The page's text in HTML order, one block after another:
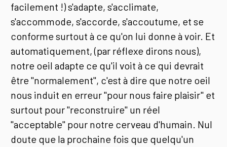
facilement !) s'adapte, s'acclimate,
s'accommode, s'accorde, s'accoutume, et se
conforme surtout à ce qu'on lui donne à voir. Et
automatiquement, (par réflexe dirons nous),
notre oeil adapte ce qu'il voit à ce qui devrait
être "normalement", c'est à dire que notre oeil
nous induit en erreur "pour nous faire plaisir" et
surtout pour "reconstruire" un réel
"acceptable" pour notre cerveau d'humain. Nul
doute que la prochaine fois que quelqu'un